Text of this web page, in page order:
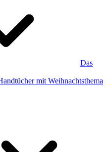
Das
mit Weihnachtsthema